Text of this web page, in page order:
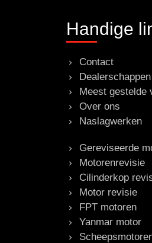
Handige
Contact
Dealerschappen
Meest gestelde
Over ons
Naslagwerken
Gereviseerde
Motorenrevisie
Cilinderkop
Motor revisie
FPT motoren
Yanmar motor